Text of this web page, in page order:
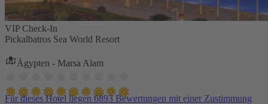
VIP Check-In
Pickalbatros Sea World Resort
Ägypten - Marsa Alam
Für dieses Hotel liegen 6893 Bewertungen mit einer Zustimmung